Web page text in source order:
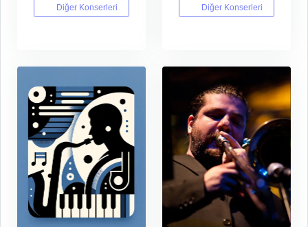
Diğer Konserleri Diğer Konserleri